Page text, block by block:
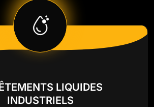
LIQUIDES
INDUSTRIELS